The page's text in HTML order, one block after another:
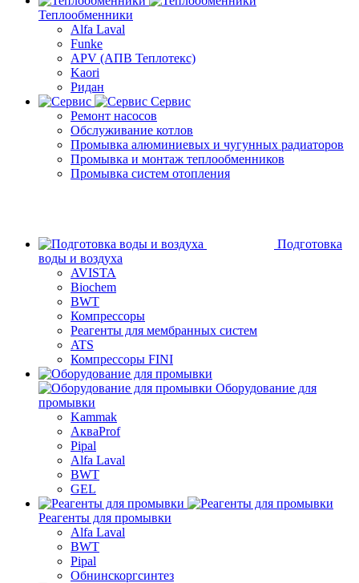
Теплообменники
Alfa Laval
Funke
APV (АПВ Теплотекс)
Kaori
Ридан
Сервис
Ремонт насосов
Обслуживание котлов
Промывка алюминиевых и чугунных радиаторов
Промывка и монтаж теплообменников
Промывка систем отопления
Подготовка
воды и воздуха
AVISTA
Biochem
BWT
Компрессоры
Реагенты для мембранных систем
ATS
Компрессоры FINI
Оборудование для
промывки
Kammak
АкваProf
Pipal
Alfa Laval
BWT
GEL
Реагенты для промывки
Alfa Laval
BWT
Pipal
Обнинскоргсинтез